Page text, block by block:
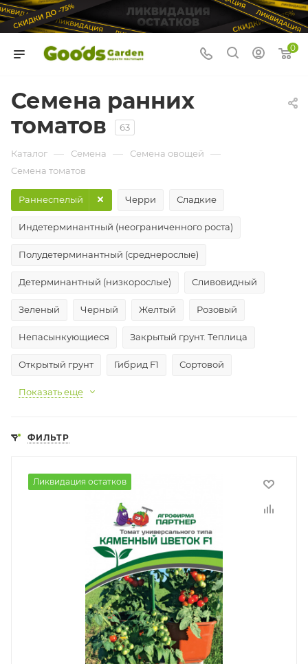
0
Семена ранних
томатов
63
Каталог — Семена — Семена овощей —
Семена томатов
Черри Сладкие
Индетерминантный (неограниченного роста)
Полудетерминантный (среднерослые)
Детерминантный (низкорослые) Сливовидный
Зеленый Черный Желтый Розовый
Непасынкующиеся Закрытый грунт. Теплица
Открытый грунт Гибрид F1 Сортовой
Раннеспелый
Показать еще
ФИЛЬТР
Ликвидация остатков